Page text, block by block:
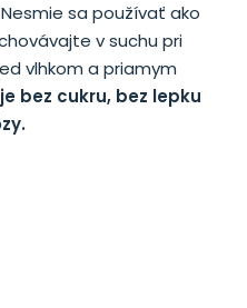
sa používať ako
v suchu pri
vlhkom a priamym
bez cukru, bez lepku